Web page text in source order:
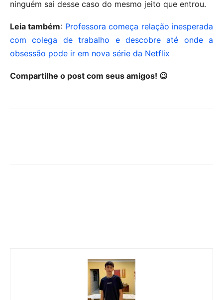
ninguém sai desse caso do mesmo jeito que entrou.
Leia também: Professora começa relação inesperada
com colega de trabalho e descobre até onde a
obsessão pode ir em nova série da Netflix
Compartilhe o post com seus amigos! 😉